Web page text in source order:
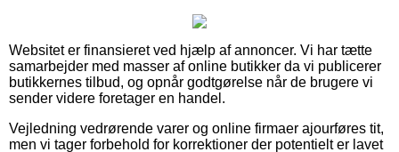
Websitet er finansieret ved hjælp af annoncer. Vi har tætte
samarbejder med masser af online butikker da vi publicerer
butikkernes tilbud, og opnår godtgørelse når de brugere vi
sender videre foretager en handel.
Vejledning vedrørende varer og online firmaer ajourføres tit,
men vi tager forbehold for korrektioner der potentielt er lavet